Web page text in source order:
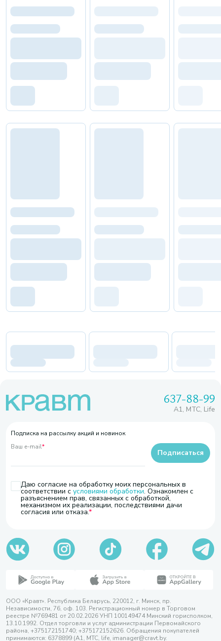
637-88-99
A1, МТС, Life
Подписка на рассылку акций и новинок
Ваш e-mail*
Даю согласие на обработку моих персональных в
соответствии с условиями обработки. Ознакомлен с
разъяснением прав, связанных с обработкой,
механизмом их реализации, последствиями дачи
согласия или отказа.
Подписаться
ООО «Кравт». Республика Беларусь, 220012, г. Минск, пр.
Независимости, 76, оф. 103. Регистрационный номер в Торговом
реестре №769481 от 20.02.2026 УНП 100149474 Минский горисполком,
13.10.1992. Отдел торговли и услуг администрации Первомайского
района, +375172151740; +375172152626. Обращения покупателей
принимаются: 6378899 (А1, МТС, life, imanager@cravt.by.